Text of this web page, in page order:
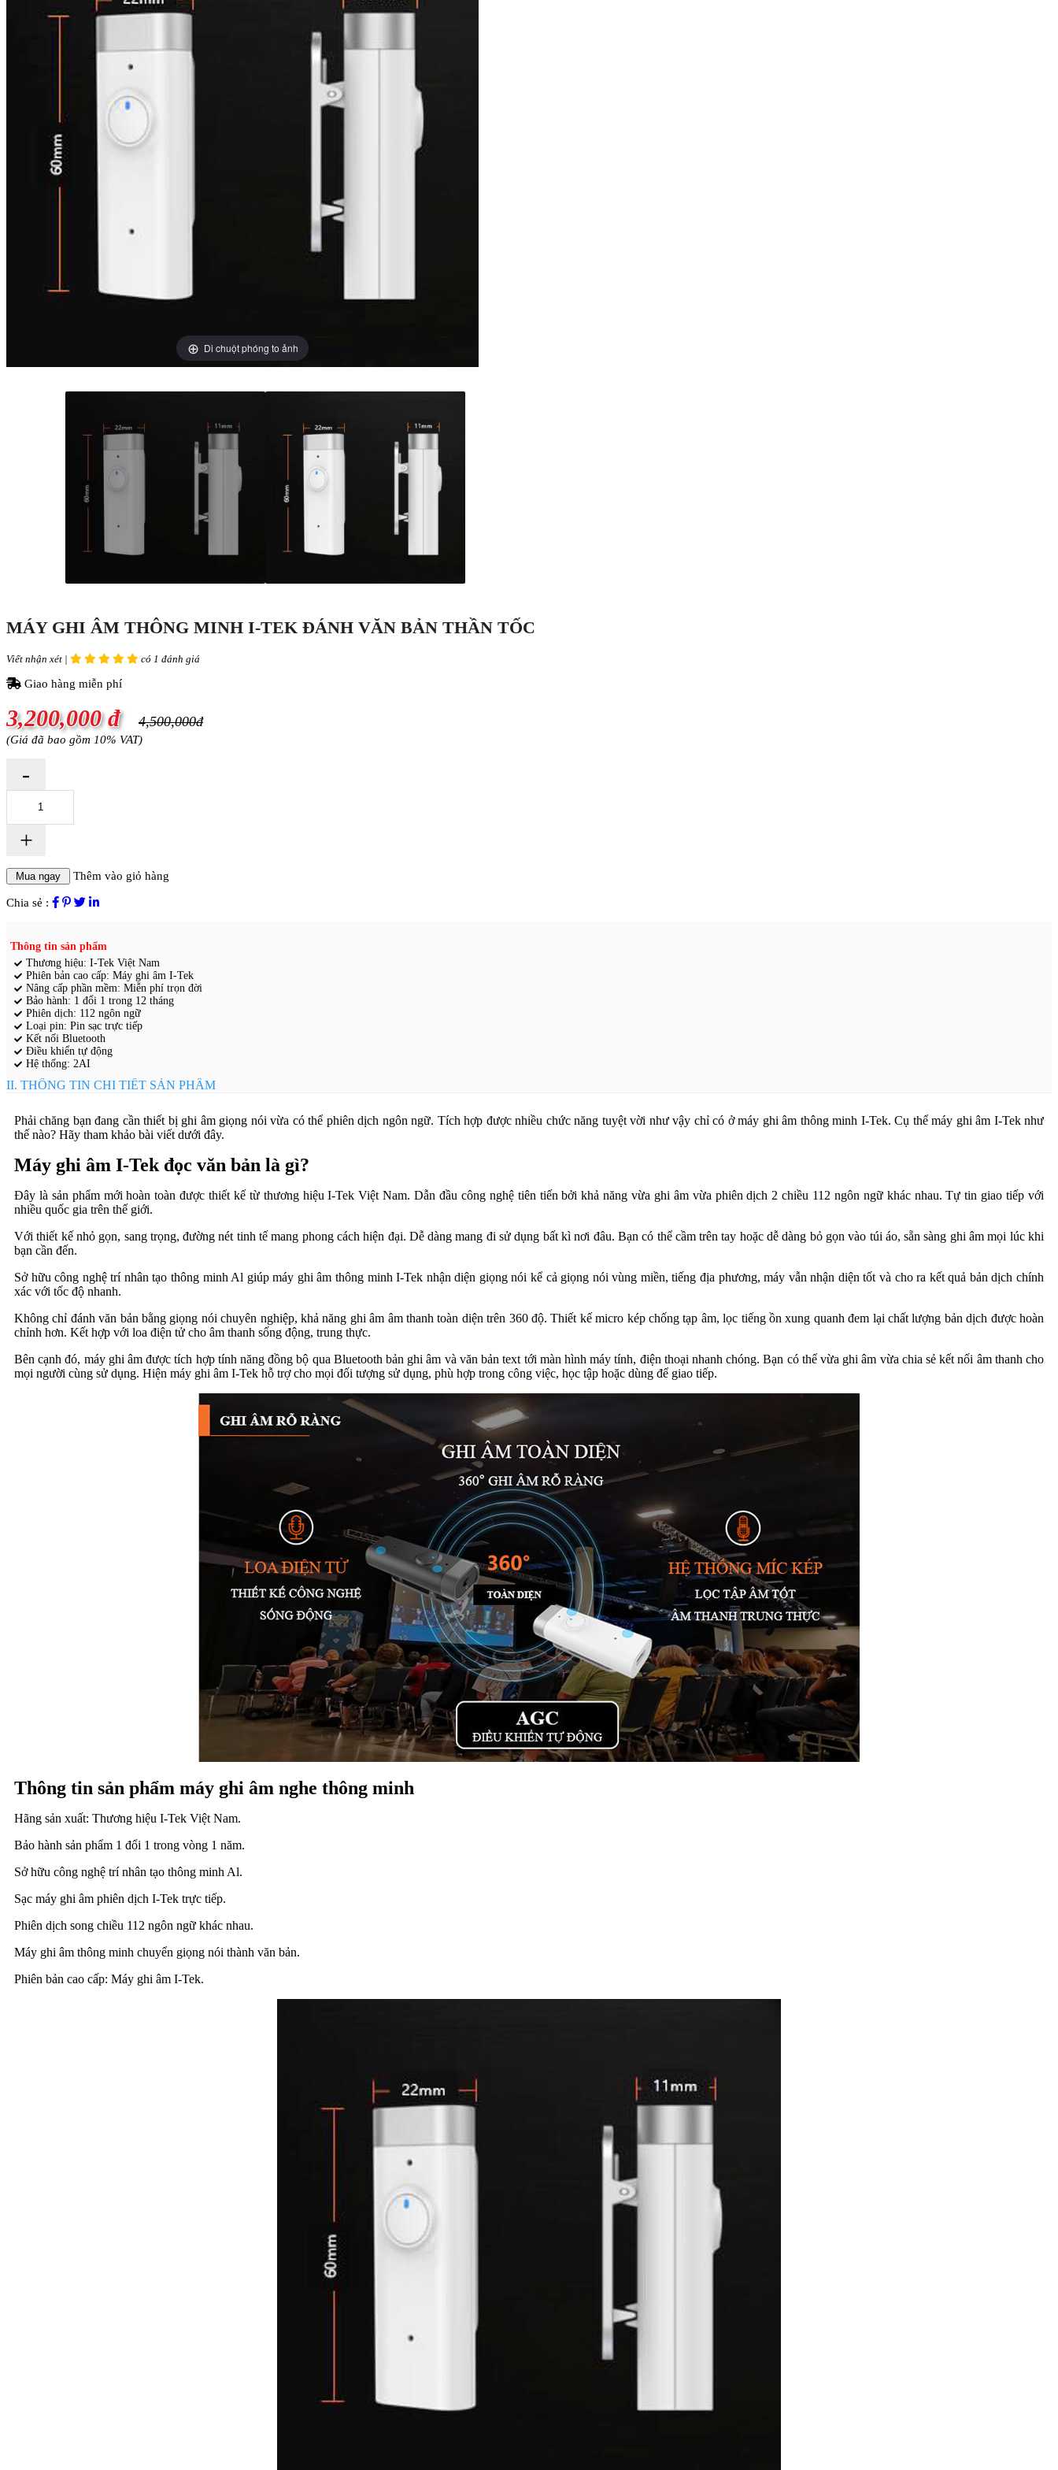
Di chuột phóng to ảnh
MÁY GHI ÂM THÔNG MINH I-TEK ĐÁNH VĂN BẢN THẦN TỐC
Viết nhận xét | có 1 đánh giá
Giao hàng miễn phí
3,200,000 đ 4,500,000đ
(Giá đã bao gồm 10% VAT)
-
+
Thêm vào giỏ hàng
Chia sẻ :
Thông tin sản phẩm
Thương hiệu: I-Tek Việt Nam
Phiên bản cao cấp: Máy ghi âm I-Tek
Nâng cấp phần mềm: Miễn phí trọn đời
Bảo hành: 1 đổi 1 trong 12 tháng
Phiên dịch: 112 ngôn ngữ
Loại pin: Pin sạc trực tiếp
Kết nối Bluetooth
Điều khiển tự động
Hệ thống: 2AI
II. THÔNG TIN CHI TIẾT SẢN PHẨM
Phải chăng bạn đang cần thiết bị ghi âm giọng nói vừa có thể phiên dịch ngôn ngữ. Tích hợp được nhiều chức năng tuyệt vời như vậy chỉ có ở máy ghi âm thông minh I-Tek. Cụ thể máy ghi âm I-Tek như
thế nào? Hãy tham khảo bài viết dưới đây.
Máy ghi âm I-Tek đọc văn bản là gì?
Đây là sản phẩm mới hoàn toàn được thiết kế từ thương hiệu I-Tek Việt Nam. Dẫn đầu công nghệ tiên tiến bởi khả năng vừa ghi âm vừa phiên dịch 2 chiều 112 ngôn ngữ khác nhau. Tự tin giao tiếp với
nhiều quốc gia trên thế giới.
Với thiết kế nhỏ gọn, sang trọng, đường nét tinh tế mang phong cách hiện đại. Dễ dàng mang đi sử dụng bất kì nơi đâu. Bạn có thể cầm trên tay hoặc dễ dàng bỏ gọn vào túi áo, sẵn sàng ghi âm mọi lúc khi
bạn cần đến.
Sở hữu công nghệ trí nhân tạo thông minh Al giúp máy ghi âm thông minh I-Tek nhận diện giọng nói kể cả giọng nói vùng miền, tiếng địa phương, máy vẫn nhận diện tốt và cho ra kết quả bản dịch chính
xác với tốc độ nhanh.
Không chỉ đánh văn bản bằng giọng nói chuyên nghiệp, khả năng ghi âm âm thanh toàn diện trên 360 độ. Thiết kế micro kép chống tạp âm, lọc tiếng ồn xung quanh đem lại chất lượng bản dịch được hoàn
chỉnh hơn. Kết hợp với loa điện tử cho âm thanh sống động, trung thực.
Bên cạnh đó, máy ghi âm được tích hợp tính năng đồng bộ qua Bluetooth bản ghi âm và văn bản text tới màn hình máy tính, điện thoại nhanh chóng. Bạn có thể vừa ghi âm vừa chia sẻ kết nối âm thanh cho
mọi người cùng sử dụng. Hiện máy ghi âm I-Tek hỗ trợ cho mọi đối tượng sử dụng, phù hợp trong công việc, học tập hoặc dùng để giao tiếp.
Thông tin sản phẩm máy ghi âm nghe thông minh
Hãng sản xuất: Thương hiệu I-Tek Việt Nam.
Bảo hành sản phẩm 1 đổi 1 trong vòng 1 năm.
Sở hữu công nghệ trí nhân tạo thông minh Al.
Sạc máy ghi âm phiên dịch I-Tek trực tiếp.
Phiên dịch song chiều 112 ngôn ngữ khác nhau.
Máy ghi âm thông minh chuyển giọng nói thành văn bản.
Phiên bản cao cấp: Máy ghi âm I-Tek.